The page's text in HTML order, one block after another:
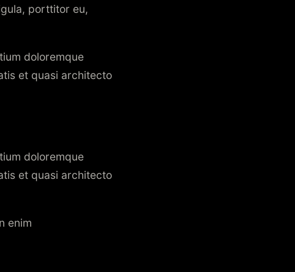
porttitor eu,
doloremque
et quasi architecto
doloremque
et quasi architecto
enim